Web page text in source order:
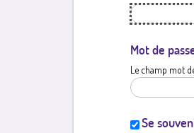
Mot de
Le champ mot
Se